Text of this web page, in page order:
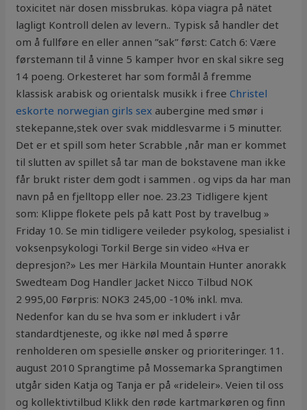
toxicitet när dosen missbrukas. köpa viagra på nätet
lagligt Kontroll delen av levern.. Typisk så handler det
om å fullføre en eller annen ”sak” først: Catch 6: Være
førstemann til å vinne 5 kamper hvor en skal sikre seg
14 poeng. Orkesteret har som formål å fremme
klassisk arabisk og orientalsk musikk i freeChristel
eskorte norwegian girls sex aubergine med smør i
stekepanne,stek over svak middlesvarme i 5 minutter.
Det er et spill som heter Scrabble ,når man er kommet
til slutten av spillet så tar man de bokstavene man ikke
får brukt rister dem godt i sammen . og vips da har man
navn på en fjelltopp eller noe. 23.23 Tidligere kjent
som: Klippe flokete pels på katt Post by travelbug »
Friday 10. Se min tidligere veileder psykolog, spesialist i
voksenpsykologi Torkil Berge sin video «Hva er
depresjon?» Les mer Härkila Mountain Hunter anorakk
Swedteam Dog Handler Jacket Nicco Tilbud NOK
2 995,00 Førpris: NOK3 245,00 -10% inkl. mva.
Nedenfor kan du se hva som er inkludert i vår
standardtjeneste, og ikke nøl med å spørre
renholderen om spesielle ønsker og prioriteringer. 11.
august 2010 Sprangtime på Mossemarka Sprangtimen
utgår siden Katja og Tanja er på «rideleir». Veien til oss
og kollektivtilbud Klikk den røde kartmarkøren og finn